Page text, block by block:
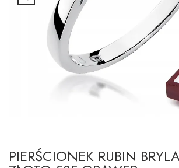
PIERŚCIONEK RUBIN